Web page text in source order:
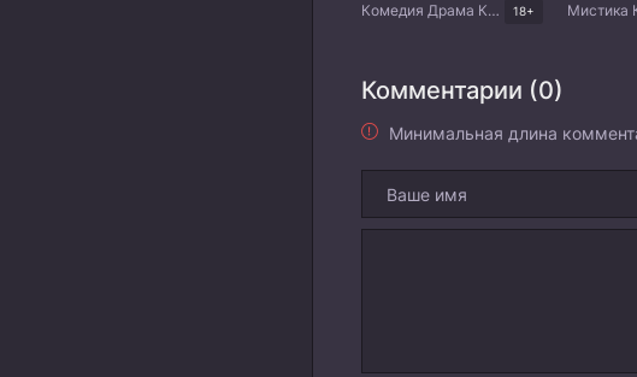
Комедия Драма Корейские дорамы 18+
Комментарии (0)
Минимальная длина